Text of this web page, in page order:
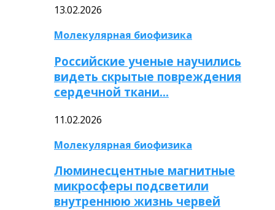
13.02.2026
Молекулярная биофизика
Российские ученые научились
видеть скрытые повреждения
сердечной ткани…
11.02.2026
Молекулярная биофизика
Люминесцентные магнитные
микросферы подсветили
внутреннюю жизнь червей